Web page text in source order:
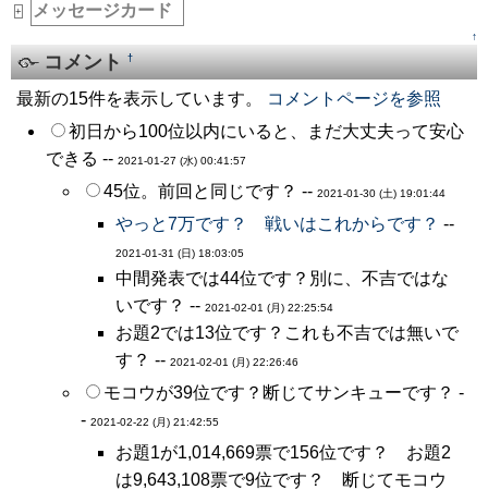
+ メッセージカード
↑
コメント†
最新の15件を表示しています。
コメントページを参照
初日から100位以内にいると、まだ大丈夫って安心
できる -- 2021-01-27 (水) 00:41:57
45位。前回と同じです？ -- 2021-01-30 (土) 19:01:44
やっと7万です？ 戦いはこれからです？ --
2021-01-31 (日) 18:03:05
中間発表では44位です？別に、不吉ではな
いです？ -- 2021-02-01 (月) 22:25:54
お題2では13位です？これも不吉では無いで
す？ -- 2021-02-01 (月) 22:26:46
モコウが39位です？断じてサンキューです？ -
- 2021-02-22 (月) 21:42:55
お題1が1,014,669票で156位です？ お題2
は9,643,108票で9位です？ 断じてモコウ